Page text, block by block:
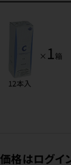
価格はログイ